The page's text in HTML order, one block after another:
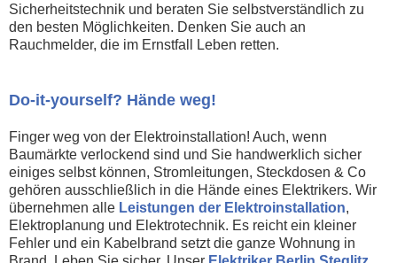
Sicherheitstechnik und beraten Sie selbstverständlich zu
den besten Möglichkeiten. Denken Sie auch an
Rauchmelder, die im Ernstfall Leben retten.
Do-it-yourself? Hände weg!
Finger weg von der Elektroinstallation! Auch, wenn
Baumärkte verlockend sind und Sie handwerklich sicher
einiges selbst können, Stromleitungen, Steckdosen & Co
gehören ausschließlich in die Hände eines Elektrikers. Wir
übernehmen alle Leistungen der Elektroinstallation,
Elektroplanung und Elektrotechnik. Es reicht ein kleiner
Fehler und ein Kabelbrand setzt die ganze Wohnung in